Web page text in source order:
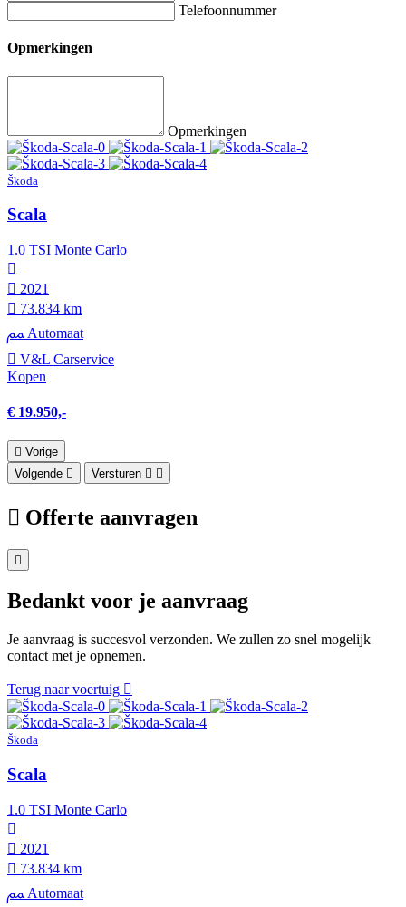
Telefoonnummer
Opmerkingen
Opmerkingen
Škoda
Scala
1.0 TSI Monte Carlo
2021
73.834 km
Automaat
V&L Carservice
Kopen
€ 19.950,-
Vorige
Volgende
Versturen
Offerte aanvragen
Bedankt voor je aanvraag
Je aanvraag is succesvol verzonden. We zullen zo snel mogelijk
contact met je opnemen.
Terug naar voertuig
Škoda
Scala
1.0 TSI Monte Carlo
2021
73.834 km
Automaat